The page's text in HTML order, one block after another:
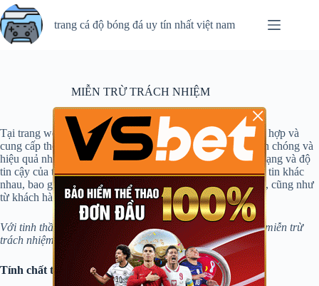
Chuyển
đến
phần
nội
trang cá độ bóng đá uy tín nhất việt nam
MIỄN TRỪ TRÁCH NHIỆM
Tại trang web thegamersoffice.com
, chúng tôi nỗ lực tổng hợp và
cung cấp thông tin về các trò chơi game bài một cách nhanh chóng và
hiệu quả nhất đến độc giả. Tuy nhiên, để đảm bảo tính đa dạng và độ
tin cậy của thông tin, chúng tôi sử dụng nhiều nguồn thông tin khác
nhau, bao gồm cả tin tức từ các nguồn trong và ngoài nước, cũng như
từ khách hàng đăng bài quảng cáo.
Với tinh thần đó, chúng tôi muốn thông báo về chính sách miễn trừ
trách nhiệm của mình như sau:
Tính chất tham khảo
×